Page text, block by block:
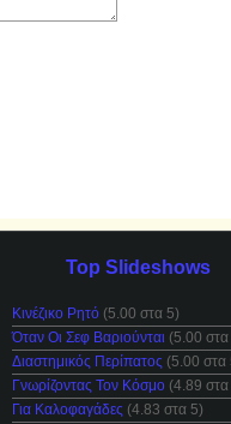
Top Slideshows
Κινέζικο Ρητό (5.00 στα 5)
Όταν Οι Σεφ Βαριούνται (5.00
Διαστημικός Περίπατος (5.00 στα
Γνωρίζοντας Τον Κόσμο (4.89
Για Καλοφαγάδες (4.83 στα 5)